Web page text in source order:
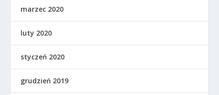
marzec 2020
luty 2020
styczeń 2020
grudzień 2019